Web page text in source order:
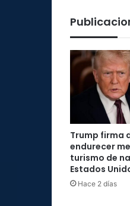
Trump firma
endurecer
turismo de
Estados
Hace 2 días